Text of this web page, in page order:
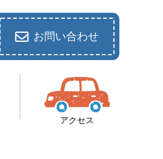
お問い合わせ
アクセス